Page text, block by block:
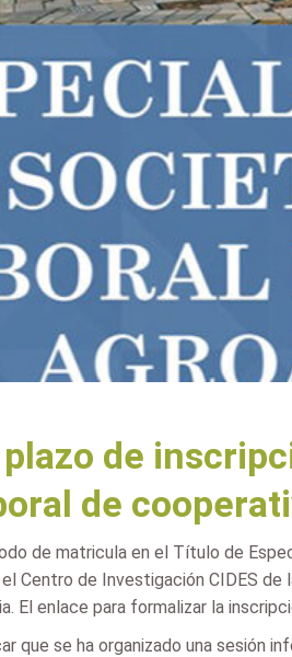
de
de
de matricula en el Título de
Centro de Investigación CIDES
El enlace para formalizar la
que se ha organizado una sesión